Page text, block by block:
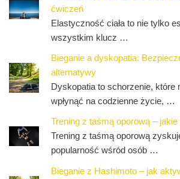
ćwiczeń
Elastyczność ciała to nie tylko
wszystkim klucz …
Bieganie a dyskopatia:
alternatywy
Dyskopatia to schorzenie, które
wpłynąć na codzienne życie, …
Trening z taśmą oporową –
Trening z taśmą oporową
popularność wśród osób …
Bieganie z Hashimoto – jak